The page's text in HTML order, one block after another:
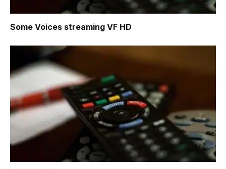
Some Voices streaming VF HD